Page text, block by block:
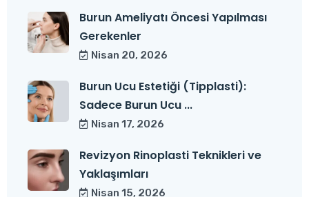
Burun Ameliyatı Öncesi Yapılması
Gerekenler
Nisan 20, 2026
Burun Ucu Estetiği (Tipplasti):
Sadece Burun Ucu ...
Nisan 17, 2026
Revizyon Rinoplasti Teknikleri ve
Yaklaşımları
Nisan 15, 2026